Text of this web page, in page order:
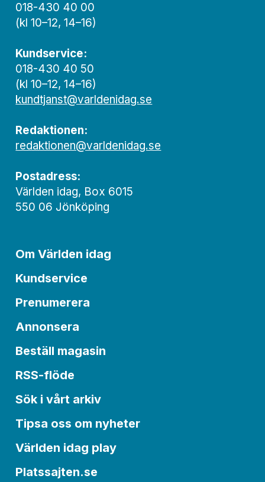
018-430 40 00
(kl 10–12, 14–16)
Kundservice:
018-430 40 50
(kl 10–12, 14–16)
kundtjanst@varldenidag.se
Redaktionen:
redaktionen@varldenidag.se
Postadress:
Världen idag, Box 6015
550 06 Jönköping
Om Världen idag
Kundservice
Prenumerera
Annonsera
Beställ magasin
RSS-flöde
Sök i vårt arkiv
Tipsa oss om nyheter
Världen idag play
Platssajten.se